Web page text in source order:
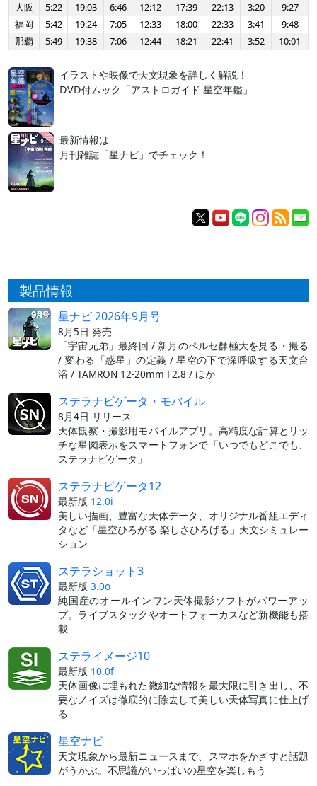
大阪
5:22 19:03 6:46 12:12 17:39 22:13 3:20
9:27
福岡
5:42 19:24 7:05 12:33 18:00 22:33 3:41
9:48
那覇
5:49 19:38 7:06 12:44 18:21 22:41 3:52 10:01
イラストや映像で天文現象を詳しく解説！
DVD付ムック「アストロガイド 星空年鑑」
最新情報は
月刊雑誌「星ナビ」でチェック！
製品情報
星ナビ 2026年9月号
8月5日 発売
「宇宙兄弟」最終回 / 新月のペルセ群極大を見る・撮る
/ 変わる「惑星」の定義 / 星空の下で深呼吸する天文台
浴 / TAMRON 12-20mm F2.8 / ほか
ステラナビゲータ・モバイル
8月4日 リリース
天体観察・撮影用モバイルアプリ。高精度な計算とリッ
チな星図表示をスマートフォンで「いつでもどこでも、
ステラナビゲータ」
ステラナビゲータ12
最新版 12.0i
美しい描画、豊富な天体データ、オリジナル番組エディ
タなど「星空ひろがる 楽しさひろげる」天文シミュレー
ション
ステラショット3
最新版 3.0o
純国産のオールインワン天体撮影ソフトがパワーアッ
プ。ライブスタックやオートフォーカスなど新機能も搭
載
ステライメージ10
最新版 10.0f
天体画像に埋もれた微細な情報を最大限に引き出し、不
要なノイズは徹底的に除去して美しい天体写真に仕上げ
る
星空ナビ
天文現象から最新ニュースまで、スマホをかざすと話題
がうかぶ。不思議がいっぱいの星空を楽しもう